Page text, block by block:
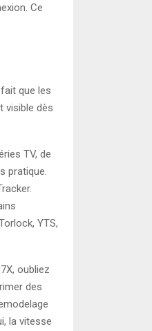
Ce
que les
visible dès
TV, de
pratique.
YTS,
oubliez
des
la vitesse